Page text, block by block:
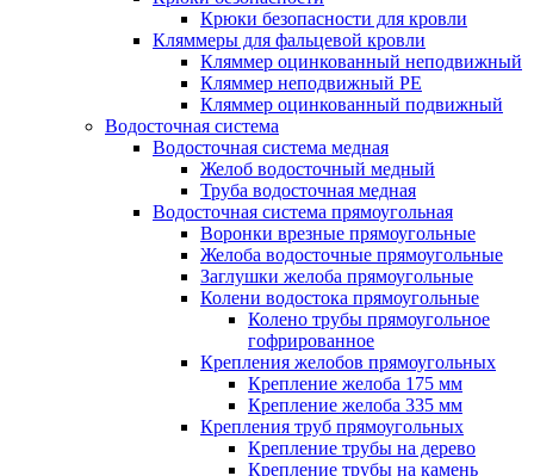
Крюки безопасности для кровли
Кляммеры для фальцевой кровли
Кляммер оцинкованный неподвижный
Кляммер неподвижный PE
Кляммер оцинкованный подвижный
Водосточная система
Водосточная система медная
Желоб водосточный медный
Труба водосточная медная
Водосточная система прямоугольная
Воронки врезные прямоугольные
Желоба водосточные прямоугольные
Заглушки желоба прямоугольные
Колени водостока прямоугольные
Колено трубы прямоугольное
гофрированное
Крепления желобов прямоугольных
Крепление желоба 175 мм
Крепление желоба 335 мм
Крепления труб прямоугольных
Крепление трубы на дерево
Крепление трубы на камень